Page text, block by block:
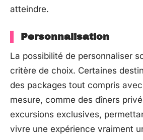
atteindre.
Personnalisation
La possibilité de personnaliser
critère de choix. Certaines
des packages tout compris
mesure, comme des dîners
excursions exclusives,
vivre une expérience vraiment